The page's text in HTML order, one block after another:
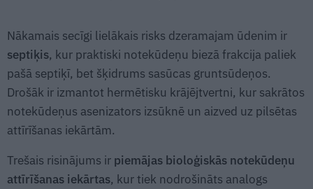
Nākamais secīgi lielākais risks dzeramajam ūdenim ir
septiķis, kur praktiski notekūdeņu biezā frakcija paliek
pašā septiķī, bet šķidrums sasūcas gruntsūdeņos.
Drošāk ir izmantot hermētisku krājējtvertni, kur sakrātos
notekūdeņus asenizators izsūknē un aizved uz pilsētas
attīrīšanas iekārtām.
Trešais risinājums ir piemājas bioloģiskās notekūdeņu
attīrīšanas iekārtas, kur tiek nodrošināts analogs